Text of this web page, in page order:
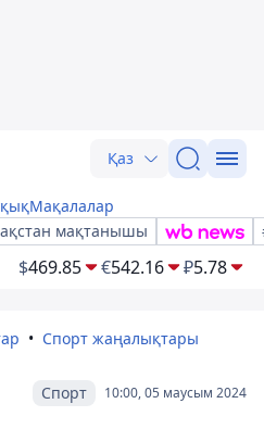
Қаз
Мақалалар
мақтанышы
$469.85 €542.16 ₽5.78
Спорт жаңалықтары
10:00, 05 маусым 2024
Спорт